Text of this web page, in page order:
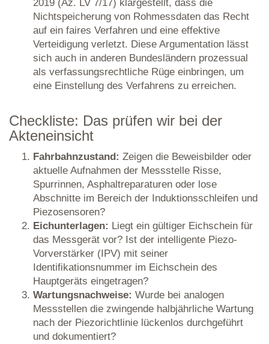
2019 (Az. LV 7/17) klargestellt, dass die
Nichtspeicherung von Rohmessdaten das Recht
auf ein faires Verfahren und eine effektive
Verteidigung verletzt. Diese Argumentation lässt
sich auch in anderen Bundesländern prozessual
als verfassungsrechtliche Rüge einbringen, um
eine Einstellung des Verfahrens zu erreichen.
Checkliste: Das prüfen wir bei der
Akteneinsicht
Fahrbahnzustand: Zeigen die Beweisbilder oder
aktuelle Aufnahmen der Messstelle Risse,
Spurrinnen, Asphaltreparaturen oder lose
Abschnitte im Bereich der Induktionsschleifen und
Piezosensoren?
Eichunterlagen: Liegt ein gültiger Eichschein für
das Messgerät vor? Ist der intelligente Piezo-
Vorverstärker (IPV) mit seiner
Identifikationsnummer im Eichschein des
Hauptgeräts eingetragen?
Wartungsnachweise: Wurde bei analogen
Messstellen die zwingende halbjährliche Wartung
nach der Piezorichtlinie lückenlos durchgeführt
und dokumentiert?